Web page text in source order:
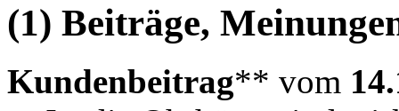
(1) Beiträge,
Kundenbeitrag** vom